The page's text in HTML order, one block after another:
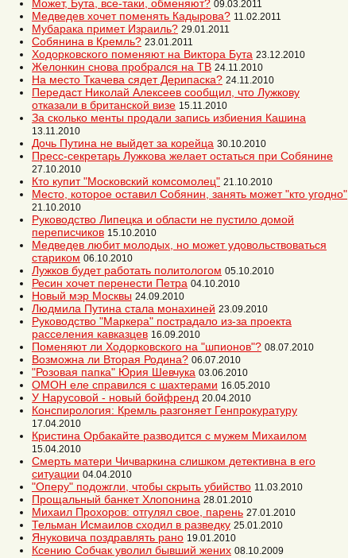
Может, Бута, все-таки, обменяют? 09.03.2011
Медведев хочет поменять Кадырова? 11.02.2011
Мубарака примет Израиль? 29.01.2011
Собянина в Кремль? 23.01.2011
Ходорковского поменяют на Виктора Бута 23.12.2010
Желонкин снова пробрался на ТВ 24.11.2010
На место Ткачева сядет Дерипаска? 24.11.2010
Передаст Николай Алексеев сообщил, что Лужкову
отказали в британской визе 15.11.2010
За сколько менты продали запись избиения Кашина
13.11.2010
Дочь Путина не выйдет за корейца 30.10.2010
Пресс-секретарь Лужкова желает остаться при Собянине
27.10.2010
Кто купит "Московский комсомолец" 21.10.2010
Место, которое оставил Собянин, занять может "кто угодно"
21.10.2010
Руководство Липецка и области не пустило домой
переписчиков 15.10.2010
Медведев любит молодых, но может удовольствоваться
стариком 06.10.2010
Лужков будет работать политологом 05.10.2010
Ресин хочет перенести Петра 04.10.2010
Новый мэр Москвы 24.09.2010
Людмила Путина стала монахиней 23.09.2010
Руководство "Маркера" пострадало из-за проекта
расселения кавказцев 16.09.2010
Поменяют ли Ходорковского на "шпионов"? 08.07.2010
Возможна ли Вторая Родина? 06.07.2010
"Розовая папка" Юрия Шевчука 03.06.2010
ОМОН еле справился с шахтерами 16.05.2010
У Нарусовой - новый бойфренд 20.04.2010
Конспирология: Кремль разгоняет Генпрокуратуру
17.04.2010
Кристина Орбакайте разводится с мужем Михаилом
15.04.2010
Смерть матери Чичваркина слишком детективна в его
ситуации 04.04.2010
"Оперу" подожгли, чтобы скрыть убийство 11.03.2010
Прощальный банкет Хлопонина 28.01.2010
Михаил Прохоров: отгулял свое, парень 27.01.2010
Тельман Исмаилов сходил в разведку 25.01.2010
Януковича поздравлять рано 19.01.2010
Ксению Собчак уволил бывший жених 08.10.2009